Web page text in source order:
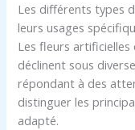
Les différents types
leurs usages
Les fleurs artificielles
déclinent sous
répondant à des
distinguer les
adapté.